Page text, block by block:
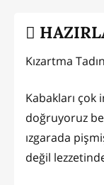
Kızartma
Kabakları çok
doğruyoruz
ızgarada
değil